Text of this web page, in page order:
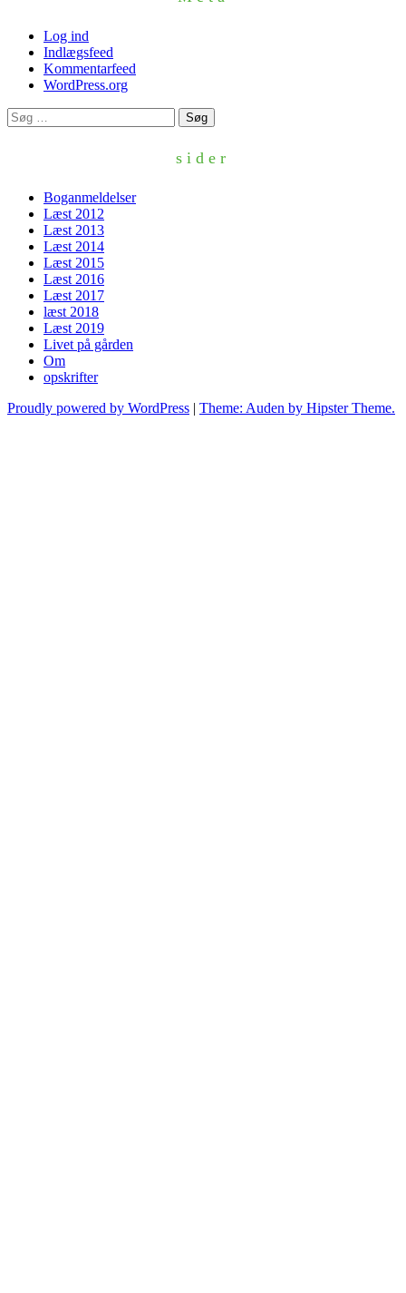
Log ind
Indlægsfeed
Kommentarfeed
WordPress.org
Søg
efter:
sider
Boganmeldelser
Læst 2012
Læst 2013
Læst 2014
Læst 2015
Læst 2016
Læst 2017
læst 2018
Læst 2019
Livet på gården
Om
opskrifter
Proudly powered by WordPress | Theme: Auden by Hipster Theme.